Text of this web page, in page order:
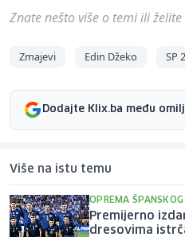
Znate nešto više o temi ili
Zmajevi Edin Džeko SP
Dodajte Klix.ba među
Više na istu temu
OPREMA
Premijerno
dresovima